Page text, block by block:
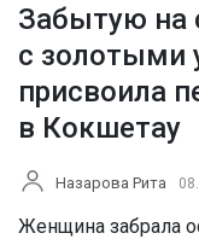
Забытую на
с золотыми
присвоила
в Кокшетау
Назарова Рита
Женщина забрала